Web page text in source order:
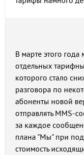
В марте этого
отдельных
которого стало
разговора по
абоненты новой
отправлять MMS-
за каждое
плана "Мы" при
стоимость